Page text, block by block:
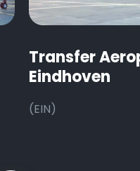
Transfer
Eindhoven
(EIN)